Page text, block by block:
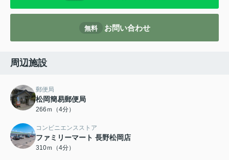
無料 お問い合わせ
周辺施設
郵便局
松岡簡易郵便局
266ｍ（4分）
コンビニエンスストア
ファミリーマート 長野松岡店
310ｍ（4分）